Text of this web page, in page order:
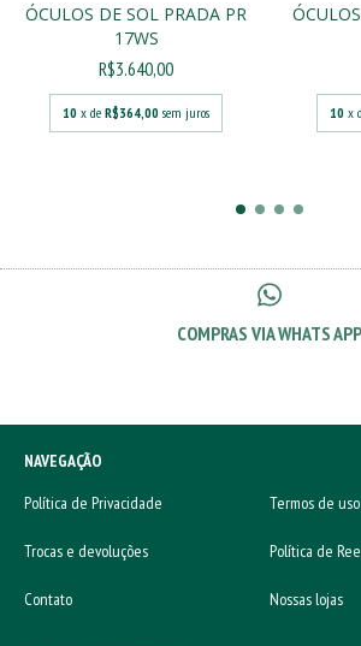
ÓCULOS DE SOL PRADA PR
17WS
R$3.640,00
10 x deR$364,00 sem juros 10 x
COMPRAS VIA WHATS APP
NAVEGAÇÃO
Política de Privacidade
Termos de uso
Trocas e devoluções Política de
Contato Nossas lojas